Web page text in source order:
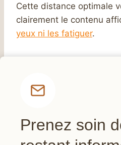
Cette distance optimale
clairement le contenu
yeux ni les fatiguer.
Prenez soin